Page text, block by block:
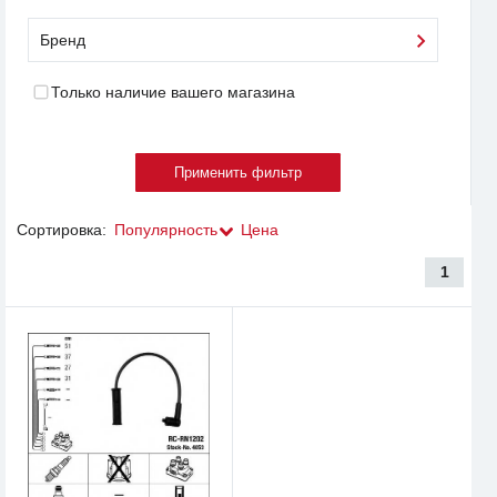
Бренд
Только наличие вашего магазина
Сортировка: Популярность Цена
1